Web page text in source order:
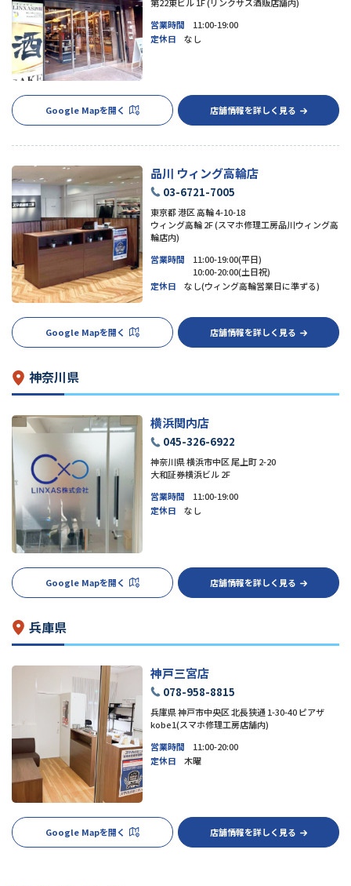
営業時間
11:00-19:00
定休日
なし
Google Mapを開く 店舗情報を詳しく見る
品川 ウィング高輪店
03-6721-7005
東京都 港区 高輪 4-10-18
ウィング高輪 2F (スマホ修理工房品川ウィング高
輪店内)
営業時間
11:00-19:00(平日)
10:00-20:00(土日祝)
定休日
なし(ウィング高輪営業日に準ずる)
Google Mapを開く 店舗情報を詳しく見る
神奈川県
横浜関内店
045-326-6922
神奈川県 横浜市中区 尾上町 2-20
大和証券横浜ビル 2F
営業時間
11:00-19:00
定休日
なし
Google Mapを開く 店舗情報を詳しく見る
兵庫県
神戸三宮店
078-958-8815
兵庫県 神戸市中央区 北長狭通 1-30-40 ピアザ
kobe1(スマホ修理工房店舗内)
営業時間
11:00-20:00
定休日
木曜
Google Mapを開く 店舗情報を詳しく見る